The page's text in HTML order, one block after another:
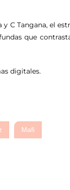
C Tangana, el
que
digitales.
Mafi